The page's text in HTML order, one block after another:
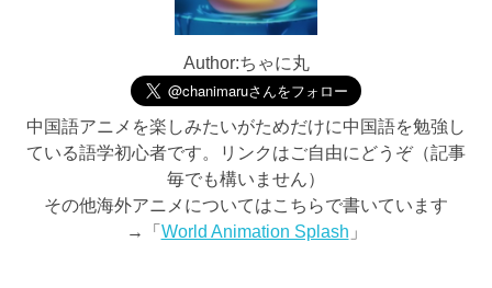
Author:ちゃに丸
中国語アニメを楽しみたいがためだけに中国語を勉強し
ている語学初心者です。リンクはご自由にどうぞ（記事
毎でも構いません）
その他海外アニメについてはこちらで書いています
→「World Animation Splash 」